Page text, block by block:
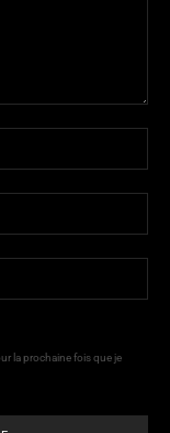
la prochaine fois que je